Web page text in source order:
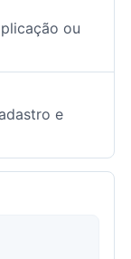
ou
e